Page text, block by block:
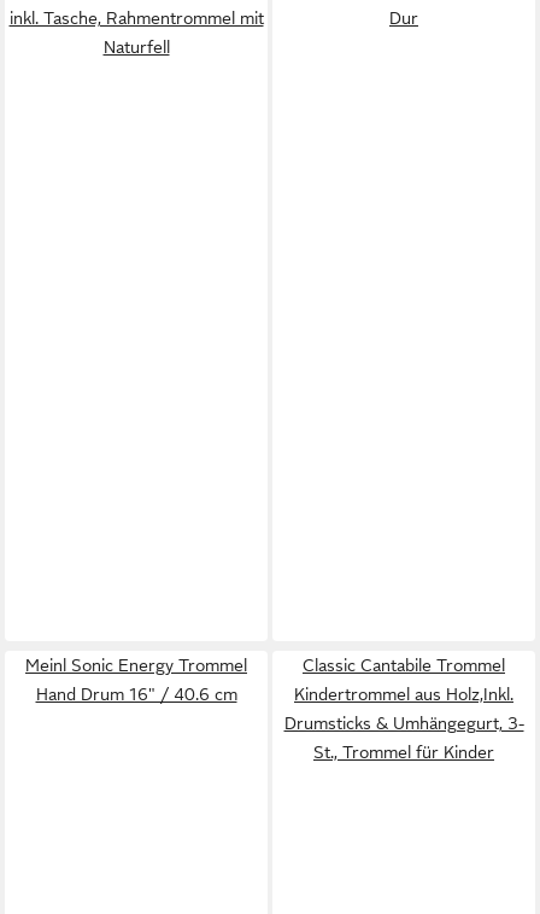
inkl. Tasche, Rahmentrommel mit
Naturfell
Dur
Meinl Sonic Energy Trommel
Hand Drum 16" / 40.6 cm
Classic Cantabile Trommel
Kindertrommel aus Holz,Inkl.
Drumsticks & Umhängegurt, 3-
St., Trommel für Kinder